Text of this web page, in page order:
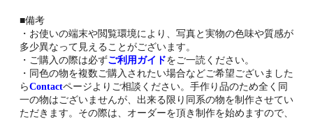
■備考
・お使いの端末や閲覧環境により、写真と実物の色味や質感が
多少異なって見えることがございます。
・ご購入の際は必ずご利用ガイドをご一読ください。
・同色の物を複数ご購入されたい場合などご希望ございました
らContactページよりご相談ください。手作り品のため全く同
一の物はございませんが、出来る限り同系の物を制作させてい
ただきます。その際は、オーダーを頂き制作を始めますので、